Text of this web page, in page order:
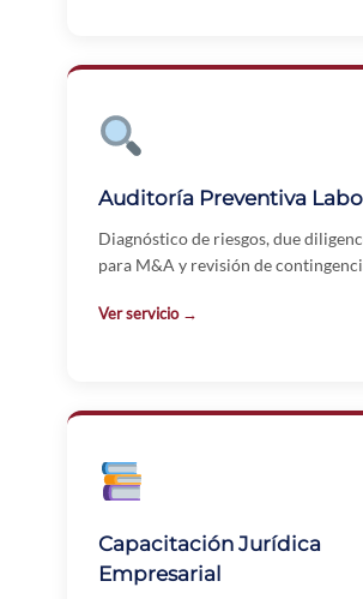
Auditoría Preventiva
Diagnóstico de riesgos, due
para M&A y revisión de
Ver servicio →
Capacitación Jurídica
Empresarial